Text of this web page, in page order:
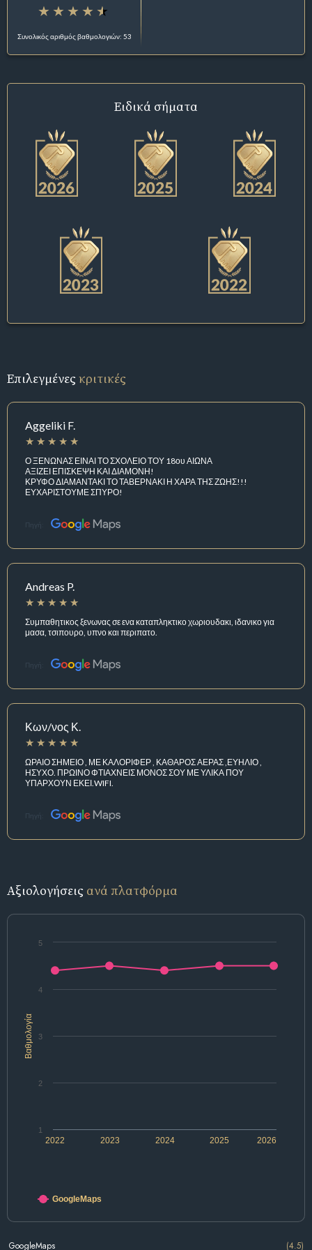
Συνολικός αριθμός βαθμολογιών: 53
Ειδικά σήματα
Επιλεγμένεςκριτικές
Aggeliki F.
Ο ΞΕΝΩΝΑΣ ΕΙΝΑΙ ΤΟ ΣΧΟΛΕΙΟ ΤΟΥ 18ου ΑΙΩΝΑ
ΑΞΙΖΕΙ ΕΠΙΣΚΕΨΗ ΚΑΙ ΔΙΑΜΟΝΗ!
ΚΡΥΦΟ ΔΙΑΜΑΝΤΑΚΙ ΤΟ ΤΑΒΕΡΝΑΚΙ Η ΧΑΡΑ ΤΗΣ ΖΩΗΣ!!!
ΕΥΧΑΡΙΣΤΟΥΜΕ ΣΠΥΡΟ!
Πηγή:
Andreas P.
Συμπαθητικος ξενωνας σε ενα καταπληκτικο χωριουδακι, ιδανικο για
μασα, τσιπουρο, υπνο και περιπατο.
Πηγή:
Κων/νος Κ.
ΩΡΑΙΟ ΣΗΜΕΙΟ , ΜΕ ΚΑΛΟΡΙΦΕΡ , ΚΑΘΑΡΟΣ ΑΕΡΑΣ ,ΕΥΗΛΙΟ ,
ΗΣΥΧΟ. ΠΡΩΙΝΟ ΦΤΙΑΧΝΕΙΣ ΜΟΝΟΣ ΣΟΥ ΜΕ ΥΛΙΚΑ ΠΟΥ
ΥΠΑΡΧΟΥΝ ΕΚΕΙ.WIFI.
Πηγή:
Αξιολογήσεις ανά πλατφόρμα
Βαθμολογία
2022 2024 2026
2023 2025
1
2
3
4
5
GoogleMaps
GoogleMaps (4.5)